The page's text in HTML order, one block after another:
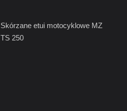
Skórzane etui motocyklowe MZ
TS 250